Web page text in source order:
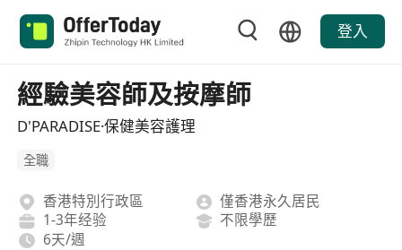
登入
經驗美容師及按摩師
D'PARADISE·保健美容護理
全職
香港特別行政區
僅香港永久居民
1-3年经验
不限學歷
6天/週